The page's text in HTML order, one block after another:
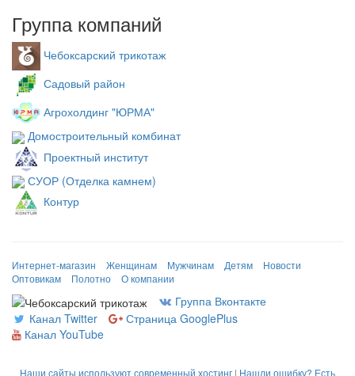
Группа компаний
Чебоксарский трикотаж
Садовый район
Агрохолдинг "ЮРМА"
Домостроительный комбинат
Проектный институт
СУОР (Отделка камнем)
Контур
Интернет-магазин Женщинам Мужчинам Детям
Новости
Оптовикам
Полотно О компании
Группа Вконтакте
Канал Twitter
Страница GooglePlus
Канал YouTube
Наши сайты используют современный хостинг | Нашли ошибку? Есть